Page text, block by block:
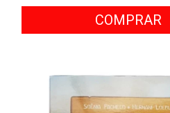
COMPRAR